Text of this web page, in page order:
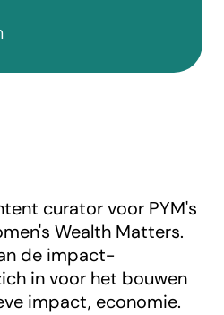
curator voor PYM's
Wealth Matters.
de impact-
in voor het bouwen
impact, economie.